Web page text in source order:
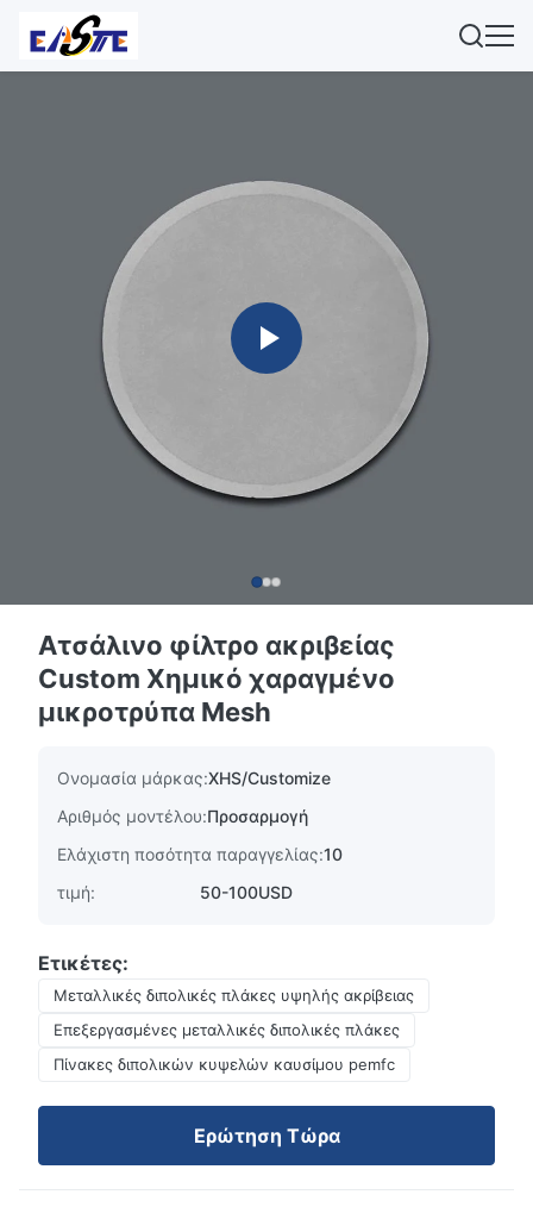
Ατσάλινο φίλτρο ακριβείας
Custom Χημικό χαραγμένο
μικροτρύπα Mesh
Ονομασία μάρκας:XHS/Customize
Αριθμός μοντέλου:Προσαρμογή
Ελάχιστη ποσότητα παραγγελίας:10
τιμή:
50-100USD
Ετικέτες:
Μεταλλικές διπολικές πλάκες υψηλής ακρίβειας
Επεξεργασμένες μεταλλικές διπολικές πλάκες
Πίνακες διπολικών κυψελών καυσίμου pemfc
Ερώτηση Τώρα